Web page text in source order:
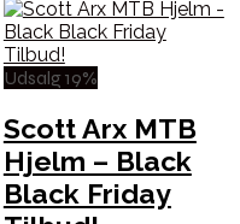
Udsalg 19%
Scott Arx MTB
Hjelm – Black
Black Friday